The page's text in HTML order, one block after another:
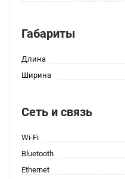
Габариты
Длина
Ширина
Сеть и связь
Wi-Fi
Bluetooth
Ethernet